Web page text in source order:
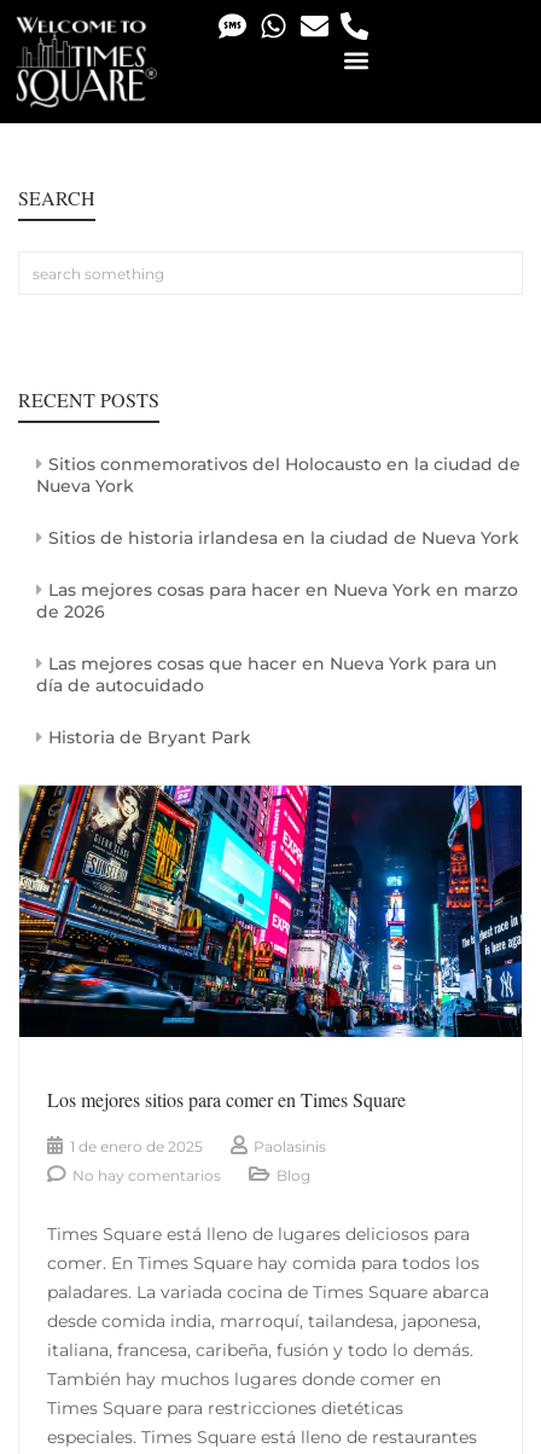
SEARCH
RECENT POSTS
Sitios conmemorativos del Holocausto en la ciudad de
Nueva York
Sitios de historia irlandesa en la ciudad de Nueva York
Las mejores cosas para hacer en Nueva York en marzo
de 2026
Las mejores cosas que hacer en Nueva York para un
día de autocuidado
Historia de Bryant Park
Los mejores sitios para comer en Times Square
1 de enero de 2025
Paolasinis
No hay comentarios
Blog
Times Square está lleno de lugares deliciosos para
comer. En Times Square hay comida para todos los
paladares. La variada cocina de Times Square abarca
desde comida india, marroquí, tailandesa, japonesa,
italiana, francesa, caribeña, fusión y todo lo demás.
También hay muchos lugares donde comer en
Times Square para restricciones dietéticas
especiales. Times Square está lleno de restaurantes